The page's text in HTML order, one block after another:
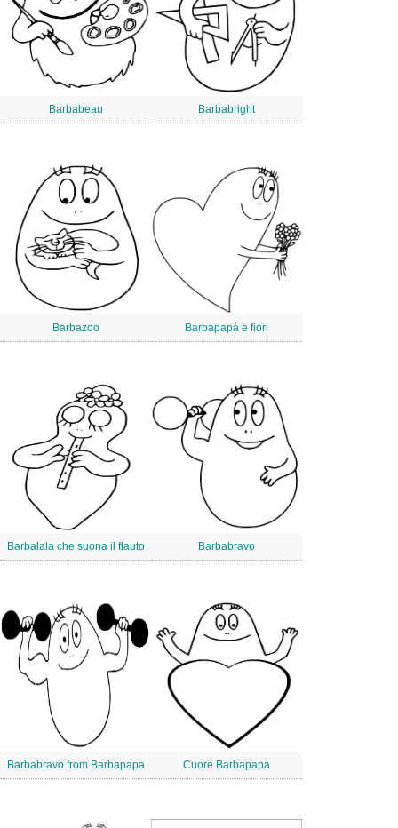
Barbabeau Barbabright
Barbazoo Barbapapà e fiori
Barbalala che suona il flauto Barbabravo
Barbabravo from Barbapapa Cuore Barbapapà